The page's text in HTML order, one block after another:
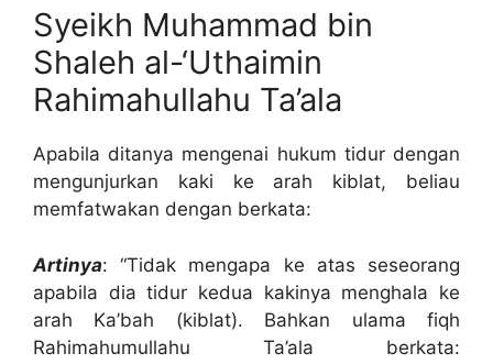
Syeikh Muhammad bin
Shaleh al-‘Uthaimin
Rahimahullahu Ta’ala
Apabila ditanya mengenai hukum tidur dengan
mengunjurkan kaki ke arah kiblat, beliau
memfatwakan dengan berkata:
Artinya: “Tidak mengapa ke atas seseorang
apabila dia tidur kedua kakinya menghala ke
arah Ka’bah (kiblat). Bahkan ulama fiqh
Rahimahumullahu Ta’ala berkata: